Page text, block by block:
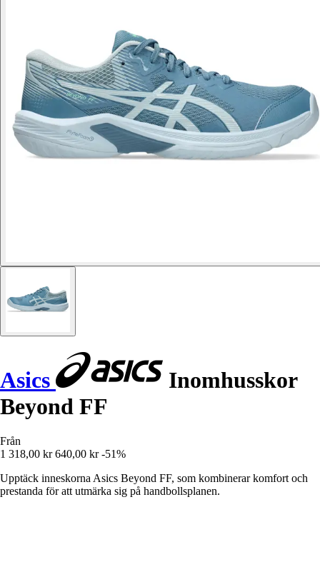
Asics
Inomhusskor
Beyond FF
Från
1 318,00 kr 640,00 kr -51%
Upptäck inneskorna Asics Beyond FF, som kombinerar komfort och
prestanda för att utmärka sig på handbollsplanen.